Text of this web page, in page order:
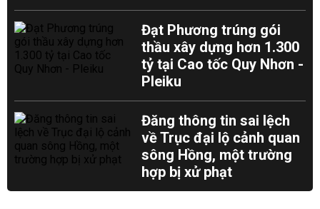
Đạt Phương trúng gói
thầu xây dựng hơn 1.300
tỷ tại Cao tốc Quy Nhơn -
Pleiku
Đăng thông tin sai lệch
về Trục đại lộ cảnh quan
sông Hồng, một trường
hợp bị xử phạt